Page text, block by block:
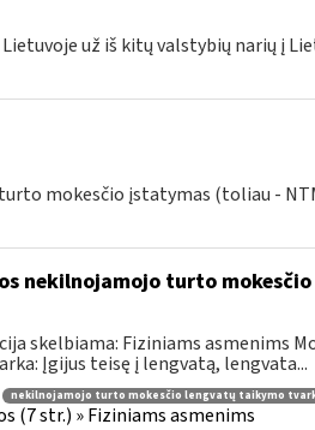
už iš kitų valstybių narių į
mokesčio įstatymas (toliau -
nekilnojamojo turto
skelbiama: Fiziniams asmenims
Įgijus teisę į lengvatą, lengvata...
nekilnojamojo turto mokesčio lengvatų taikymo
(7 str.) » Fiziniams asmenims